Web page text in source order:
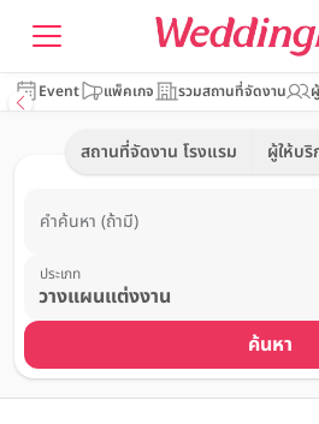
Event แพ็คเกจ รวมสถานที่จัดงาน
สถานที่จัดงาน โรงแรม ผู้ให้บริ
คำค้นหา (ถ้ามี)
ประเภท
ค้นหา